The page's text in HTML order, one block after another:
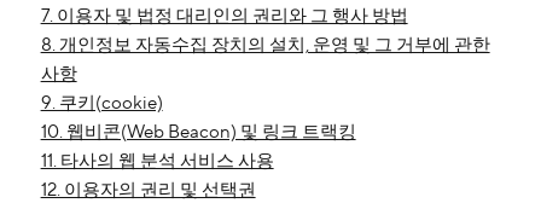
7. 이용자 및 법정 대리인의 권리와 그 행사 방법
8. 개인정보 자동수집 장치의 설치, 운영 및 그 거부에 관한
사항
9. 쿠키(cookie)
10. 웹비콘(Web Beacon) 및 링크 트랙킹
11. 타사의 웹 분석 서비스 사용
12. 이용자의 권리 및 선택권